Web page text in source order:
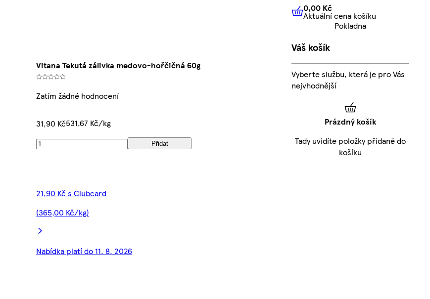
Vitana Tekutá zálivka medovo-hořčičná 60g
Zatím žádné hodnocení
31,90 Kč531,67 Kč/kg
Přidat
21,90 Kč s Clubcard
(365,00 Kč/kg)
Nabídka platí do 11. 8. 2026
0,00 KčAktuální cena košíku
0,00 Kč
Aktuální cena košíku
Pokladna
Váš košík
Vyberte službu, která je pro Vás
nejvhodnější
Prázdný košík
Tady uvidíte položky přidané do
košíku